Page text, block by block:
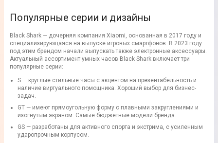
Популярные серии и дизайны
Black Shark — дочерняя компания Xiaomi, основанная в 2017 году и
специализирующаяся на выпуске игровых смартфонов. В 2023 году
под этим брендом начали выпускать также электронные аксессуары.
Актуальный ассортимент умных часов Black Shark включает три
популярные серии:
S — круглые стильные часы с акцентом на презентабельность и
наличие виртуального помощника. Хороший выбор для бизнес-
задач.
GT — имеют прямоугольную форму с плавными закруглениями и
изогнутым экраном. Самые бюджетные модели бренда.
GS — разработаны для активного спорта и экстрима, с усиленным
ударопрочным корпусом.